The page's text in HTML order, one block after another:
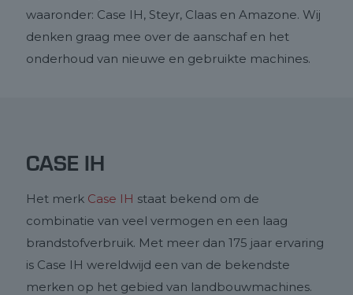
waaronder: Case IH, Steyr, Claas en Amazone. Wij
denken graag mee over de aanschaf en het
onderhoud van nieuwe en gebruikte machines.
CASE IH
Het merk Case IH staat bekend om de
combinatie van veel vermogen en een laag
brandstofverbruik. Met meer dan 175 jaar ervaring
is Case IH wereldwijd een van de bekendste
merken op het gebied van landbouwmachines.